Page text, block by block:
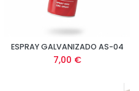
ESPRAY GALVANIZADO AS-04
7,00 €